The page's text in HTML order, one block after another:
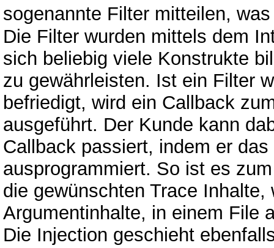
sogenannte Filter mitteilen,
Die Filter wurden mittels dem
sich beliebig viele Konstrukte
zu gewährleisten. Ist ein Filter
befriedigt, wird ein Callback
ausgeführt. Der Kunde kann
Callback passiert, indem er
ausprogrammiert. So ist es
die gewünschten Trace
Argumentinhalte, in einem File
Die Injection geschieht